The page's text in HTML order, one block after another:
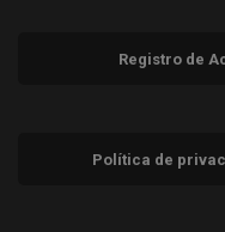
Registro de
Política de